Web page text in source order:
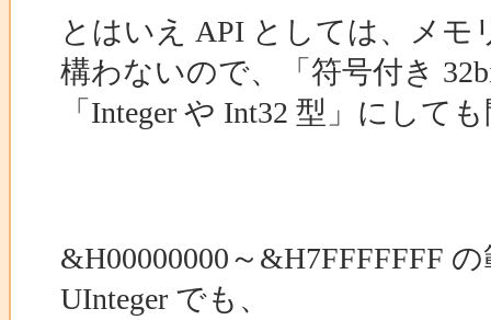
とはいえ API としては、メモ
構わないので、「符号付き
「Integer や Int32 型」にして
&H00000000～&H7FFFFFFF
UInteger でも、